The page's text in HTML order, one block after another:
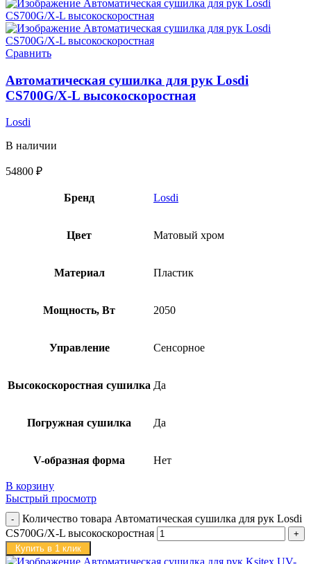
Сравнить
Автоматическая сушилка для рук Losdi
CS700G/X-L высокоскоростная
Losdi
В наличии
54800 ₽
Бренд Losdi
Цвет Матовый хром
Материал Пластик
Мощность, Вт 2050
Управление Сенсорное
Высокоскоростная сушилка Да
Погружная сушилка Да
V-образная форма Нет
В корзину
Быстрый просмотр
Количество товара Автоматическая сушилка для рук Losdi
CS700G/X-L высокоскоростная
Купить в 1 клик